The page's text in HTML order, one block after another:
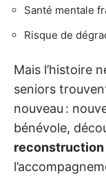
Santé mentale
Risque de
Mais l’histoire
seniors
nouveau :
bénévole,
reconstruction